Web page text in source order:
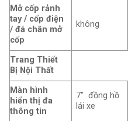
Mở cốp rảnh
tay / cốp điện
/ đá chân mở
cốp
không
Trang Thiết
Bị Nội Thất
Màn hình
hiển thị đa
thông tin
7″ đồng hồ
lái xe